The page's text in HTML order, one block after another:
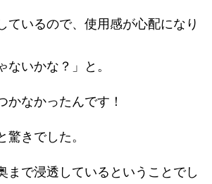
ているので、使用感が心配になり
ないかな？」と。
かなかったんです！
驚きでした。
まで浸透しているということでし